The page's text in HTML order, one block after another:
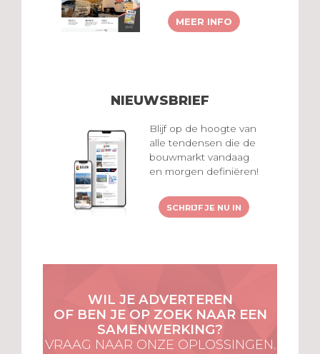
MEER INFO
NIEUWSBRIEF
Blijf op de hoogte van
alle tendensen die de
bouwmarkt vandaag
en morgen definiëren!
SCHRIJF JE NU IN
WIL JE ADVERTEREN
OF BEN JE OP ZOEK NAAR EEN
SAMENWERKING?
VRAAG NAAR ONZE OPLOSSINGEN.